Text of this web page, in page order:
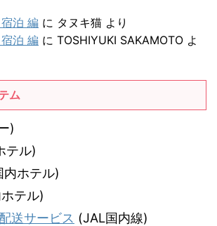
泊 編 に タヌキ猫 より
泊 編 に TOSHIYUKI SAKAMOTO よ
ム
)
テル)
内ホテル)
テル)
送サービス (JAL国内線)